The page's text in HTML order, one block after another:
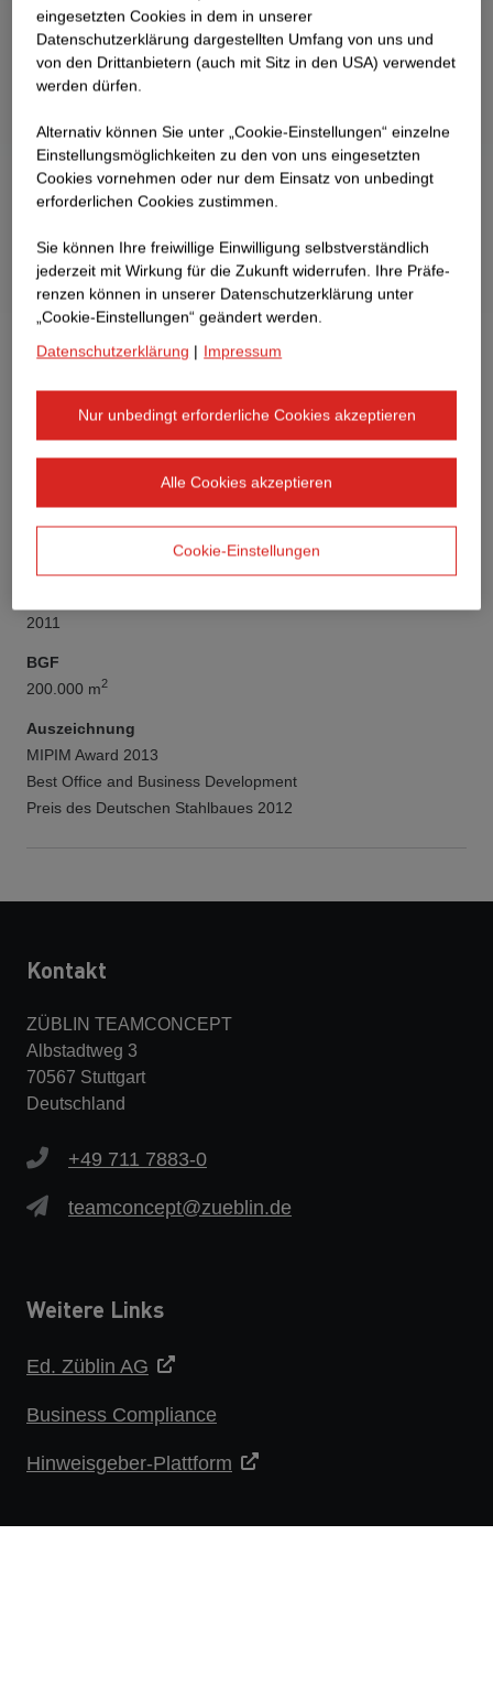
THE SQUAIRE GmbH & Co. KG, Frankfurt
2011
BGF
200.000 m2
Auszeichnung
MIPIM Award 2013
Best Office and Business Development
Preis des Deutschen Stahlbaues 2012
Kontakt
ZÜBLIN TEAMCONCEPT
Albstadtweg 3
70567 Stuttgart
Deutschland
+49 711 7883-0
teamconcept@zueblin.de
Weitere Links
Ed. Züblin AG
Business Compliance
Hinweisgeber-Plattform
eingesetzten Cookies in dem in unserer
Datenschutzerklärung dargestellten Umfang von uns und
von den Drittanbietern (auch mit Sitz in den USA) verwendet
werden dürfen.
Alternativ können Sie unter „Cookie-Einstellungen“ einzelne
Einstellungsmöglichkeiten zu den von uns eingesetzten
Cookies vornehmen oder nur dem Einsatz von unbedingt
erforderlichen Cookies zustimmen.
Sie können Ihre freiwillige Einwilligung selbstverständlich
jederzeit mit Wirkung für die Zukunft widerrufen. Ihre Prä­fe­
renzen können in unserer Datenschutzerklärung unter
„Cookie-Einstellungen“ geändert werden.
Datenschutzerklärung | Impressum
Nur unbedingt erforderliche Cookies akzeptieren
Alle Cookies akzeptieren
Cookie-Einstellungen